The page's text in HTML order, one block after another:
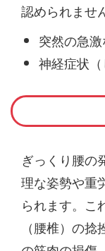
認められませ
突然の急
神経症状
ぎっくり腰の
理な姿勢や重
られます。こ
（腰椎）の